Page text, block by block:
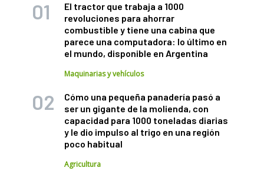
El tractor que trabaja a 1000
revoluciones para ahorrar
combustible y tiene una cabina que
parece una computadora: lo último en
el mundo, disponible en Argentina
Maquinarias y vehículos
Cómo una pequeña panadería pasó a
ser un gigante de la molienda, con
capacidad para 1000 toneladas diarias
y le dio impulso al trigo en una región
poco habitual
Agricultura